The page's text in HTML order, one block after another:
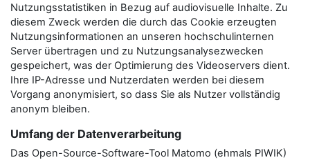
Nutzungsstatistiken in Bezug auf audiovisuelle Inhalte. Zu
diesem Zweck werden die durch das Cookie erzeugten
Nutzungsinformationen an unseren hochschulinternen
Server übertragen und zu Nutzungsanalysezwecken
gespeichert, was der Optimierung des Videoservers dient.
Ihre IP-Adresse und Nutzerdaten werden bei diesem
Vorgang anonymisiert, so dass Sie als Nutzer vollständig
anonym bleiben.
Umfang der Datenverarbeitung
Das Open-Source-Software-Tool Matomo (ehmals PIWIK)